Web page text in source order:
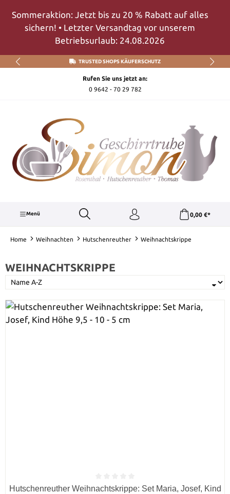
Zum Hauptinhalt springen
Sommeraktion: Jetzt bis zu 20 % Rabatt auf alles
sichern! • Letzter Versandtag vor unserem
Betriebsurlaub: 24.08.2026
TRUSTED SHOPS KÄUFERSCHUTZ
Rufen Sie uns jetzt an:
0 9642 - 70 29 782
Menü 0,00 €*
Home Weihnachten Hutschenreuther Weihnachtskrippe
WEIHNACHTSKRIPPE
Durchschnittliche Bewertung von 0 von 5 Sternen
Hutschenreuther Weihnachtskrippe: Set Maria, Josef, Kind